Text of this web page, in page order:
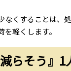
なくすることは、
軽くします。
らそう』